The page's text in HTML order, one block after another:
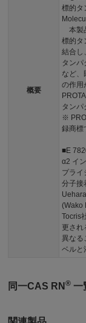
概要
標的タ
本製
標的タ
結合し
タン
など、
の作用
タンパ
※
録商標
■E
α2 イ
プライ
分子接
(Wako
Tocris
更され
異なる
ベルと
同一CAS RN® 一